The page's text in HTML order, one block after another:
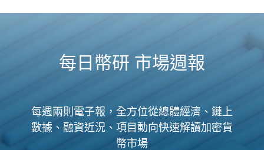
每日幣研 市場週報
每週兩則電子報，全方位從總體經濟、鏈上
數據、融資近況、項目動向快速解讀加密貨
幣市場